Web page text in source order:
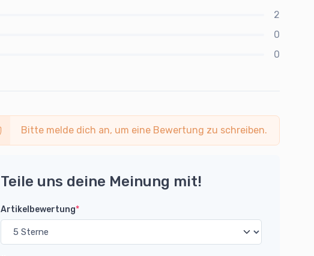
2
0
0
Bitte melde dich an, um eine Bewertung zu schreiben.
Teile uns deine Meinung mit!
Artikelbewertung*